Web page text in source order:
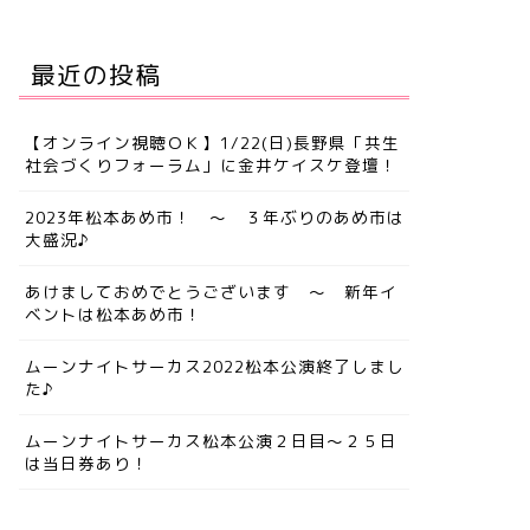
最近の投稿
【オンライン視聴ＯＫ】1/22(日)長野県「共生
社会づくりフォーラム」に金井ケイスケ登壇！
2023年松本あめ市！ ～ ３年ぶりのあめ市は
大盛況♪
あけましておめでとうございます ～ 新年イ
ベントは松本あめ市！
ムーンナイトサーカス2022松本公演終了しまし
た♪
ムーンナイトサーカス松本公演２日目～２５日
は当日券あり！